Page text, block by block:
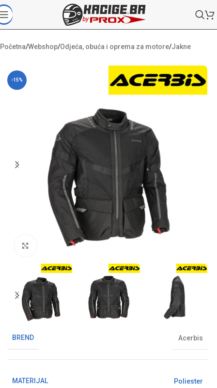
Početna/Webshop/Odjeća, obuća i oprema za motore/Jakne
-15%
Klikni da uvećaš sliku
BREND Acerbis
MATERIJAL Poliester